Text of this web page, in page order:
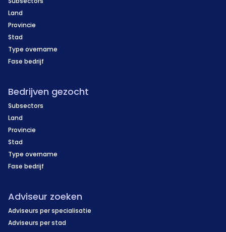
Land
Provincie
Stad
Type overname
Fase bedrijf
Bedrijven gezocht
Subsectors
Land
Provincie
Stad
Type overname
Fase bedrijf
Adviseur zoeken
Adviseurs per specialisatie
Adviseurs per stad